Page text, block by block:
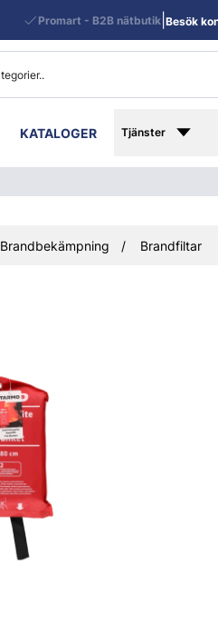
KATALOGER Tjänster
Promart - B2B nätbutik Besök
Brandbekämpning Brandfiltar